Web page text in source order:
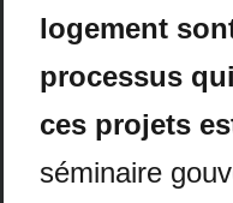
logement
processus
ces projets
séminaire